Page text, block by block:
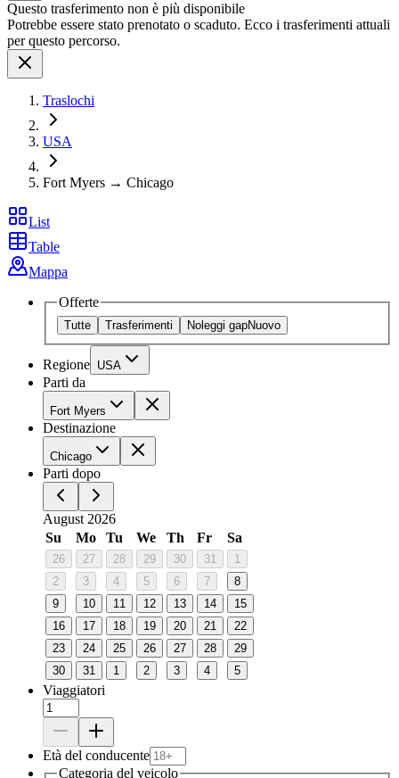
Questo trasferimento non è più disponibile
Potrebbe essere stato prenotato o scaduto. Ecco i trasferimenti attuali
per questo percorso.
Traslochi
USA
Fort Myers → Chicago
List
Table
Mappa
Offerte
Tutte Trasferimenti Noleggi gapNuovo
Regione USA
Parti da
Fort Myers
Destinazione
Chicago
Parti dopo
August 2026
Su
Mo Tu We Th Fr Sa
26 27 28 29 30 31
1
2
3 4 5 6 7
8
9
10 11 12 13 14
15
16
17 18 19 20 21
22
23
24 25 26 27 28
29
30
31 1 2 3 4 5
Viaggiatori
Età del conducente
Categoria del veicolo